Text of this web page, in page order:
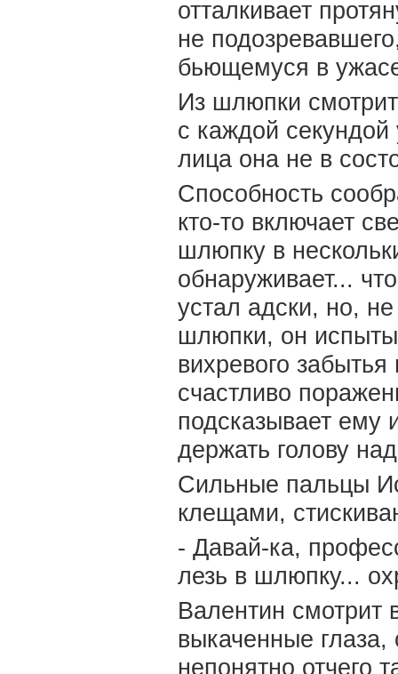
отталкивает
не
бьющемуся в
Из шлюпки
с каждой
лица она не в
Способность
кто-то включает
шлюпку в
обнаруживает...
устал адски, но,
шлюпки, он
вихревого
счастливо
подсказывает ему
держать голову
Сильные пальцы
клещами,
- Давай-ка,
лезь в шлюпку...
Валентин смотрит
выкаченные
непонятно